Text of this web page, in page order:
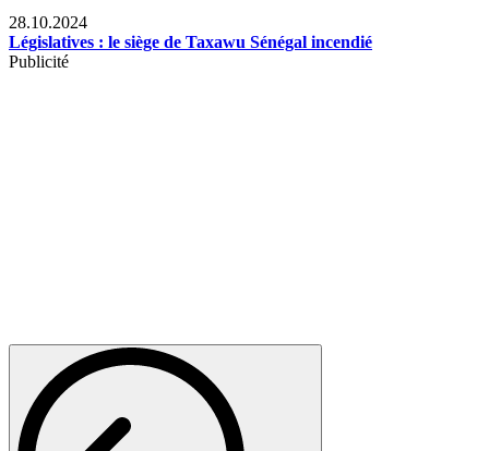
28.10.2024
Législatives : le siège de Taxawu Sénégal incendié
Publicité